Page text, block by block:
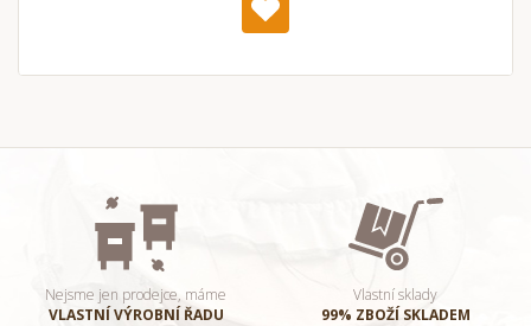
Nejsme jen prodejce, máme
VLASTNÍ VÝROBNÍ ŘADU
Vlastní sklady
99% ZBOŽÍ SKLADEM